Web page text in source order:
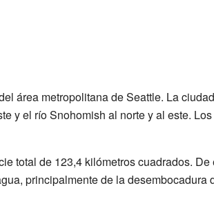
área metropolitana de Seattle. La
y el río Snohomish al norte y al este. Los
total de 123,4 kilómetros cuadrados. De
principalmente de la desembocadura